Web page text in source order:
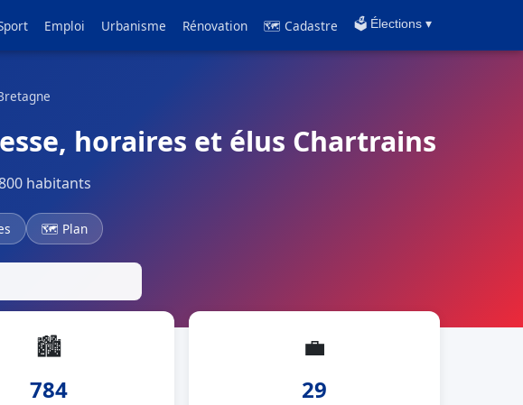
Emploi Urbanisme Rénovation 🗺 Cadastre 🗳️ Élections ▾
horaires et élus Chartrains
habitants
🗺 Plan
🏙
784
💼
29